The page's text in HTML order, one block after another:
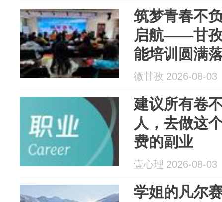
筑梦青春不
启航——甘孜
能培训圆满
微甘孜 2026-08-03
建议所有卷
人，去做这
费的副业
壹心理 2026-08-03
学姐的凡尔